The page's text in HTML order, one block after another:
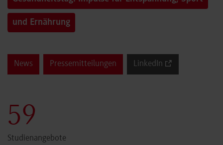
und Ernährung
News Pressemitteilungen LinkedIn
60
Studienangebote